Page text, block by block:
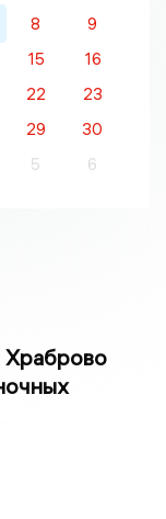
8
9
15
16
22
23
29
30
5 6
Храброво